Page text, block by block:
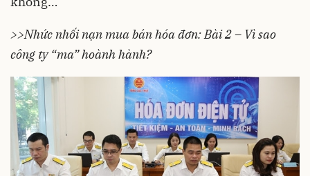
>>Nhức nhối nạn mua bán hóa đơn: Bài 2 – Vì sao
công ty “ma” hoành hành?